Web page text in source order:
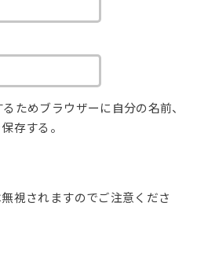
ためブラウザーに自分の名前、
存する。
視されますのでご注意くださ